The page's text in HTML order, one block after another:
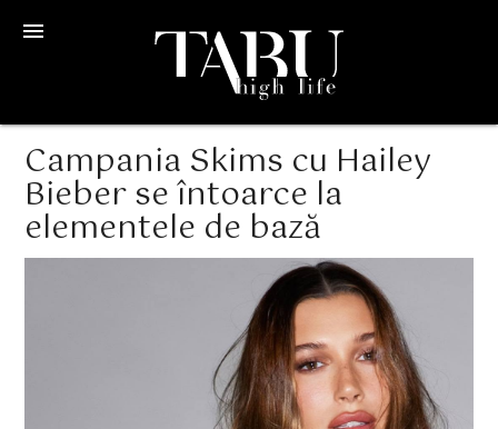
menu
Campania Skims cu Hailey
Bieber se întoarce la
elementele de bază